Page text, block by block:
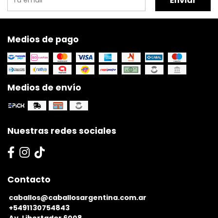
Medios de pago
Medios de envío
Nuestras redes sociales
Contacto
caballos@caballosargentina.com.ar
+5491130754843